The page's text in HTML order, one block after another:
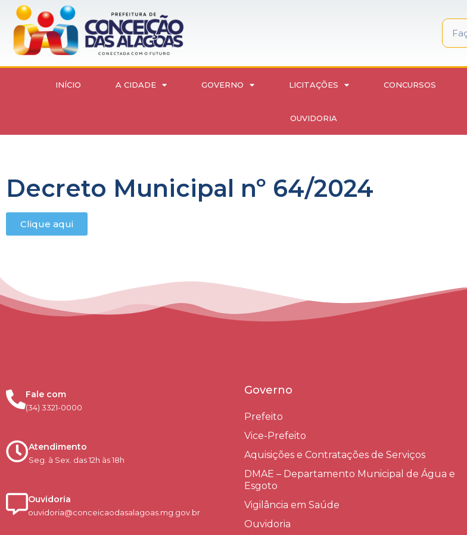
INÍCIO A CIDADE GOVERNO LICITAÇÕES CONCURSOS
OUVIDORIA
Decreto Municipal nº 64/2024
Clique aqui
Fale com
(34) 3321-0000
Atendimento
Seg. à Sex. das 12h às 18h
Ouvidoria
ouvidoria@conceicaodasalagoas.mg.gov.br
Governo
Prefeito
Vice-Prefeito
Aquisições e Contratações de Serviços​
DMAE – Departamento Municipal de Água e
Esgoto
Vigilância em Saúde
Ouvidoria